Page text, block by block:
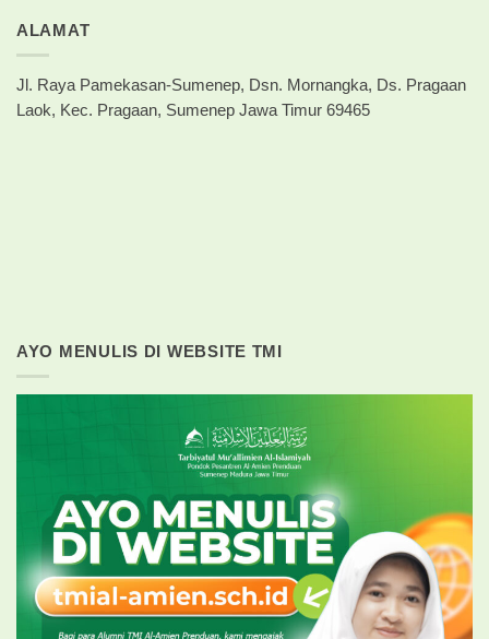
ALAMAT
Jl. Raya Pamekasan-Sumenep, Dsn. Mornangka, Ds. Pragaan
Laok, Kec. Pragaan, Sumenep Jawa Timur 69465
AYO MENULIS DI WEBSITE TMI